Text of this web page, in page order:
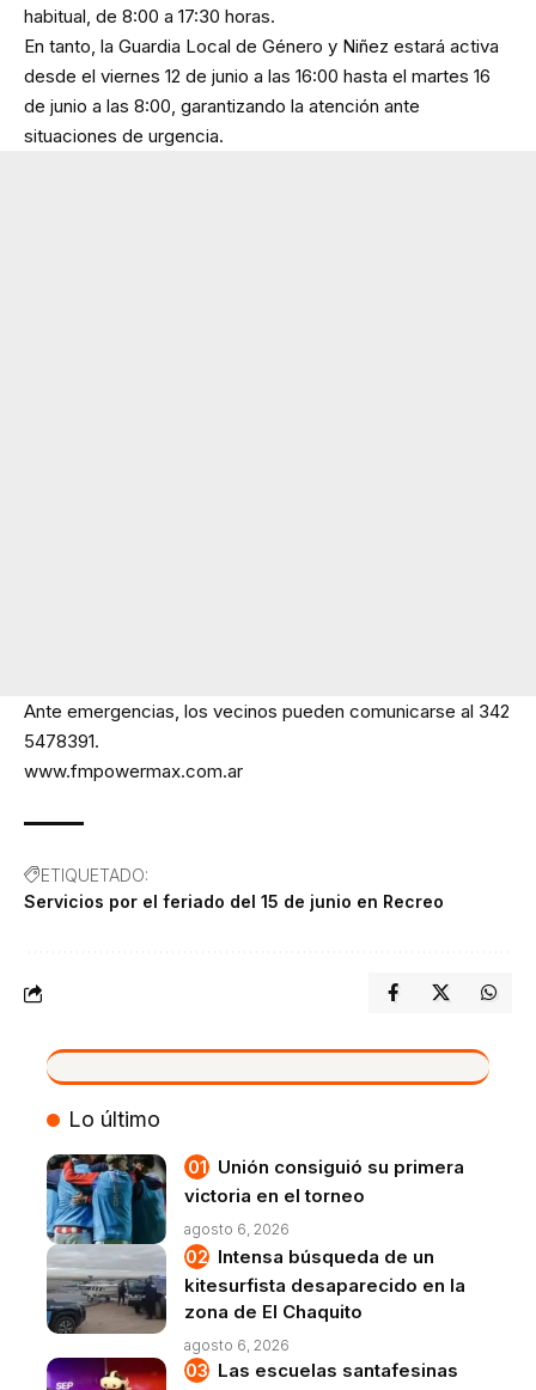
habitual, de 8:00 a 17:30 horas.
En tanto, la Guardia Local de Género y Niñez estará activa
desde el viernes 12 de junio a las 16:00 hasta el martes 16
de junio a las 8:00, garantizando la atención ante
situaciones de urgencia.
Ante emergencias, los vecinos pueden comunicarse al 342
5478391.
www.fmpowermax.com.ar
ETIQUETADO:
Servicios por el feriado del 15 de junio en Recreo
VIVO
Lo último
Unión consiguió su primera
victoria en el torneo
agosto 6, 2026
Intensa búsqueda de un
kitesurfista desaparecido en la
zona de El Chaquito
agosto 6, 2026
Las escuelas santafesinas